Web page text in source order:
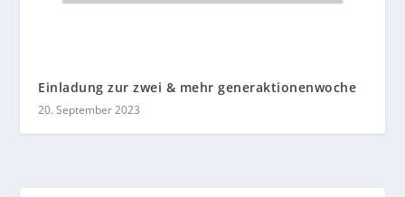
Einladung zur zwei & mehr generaktionenwoche
20. September 2023